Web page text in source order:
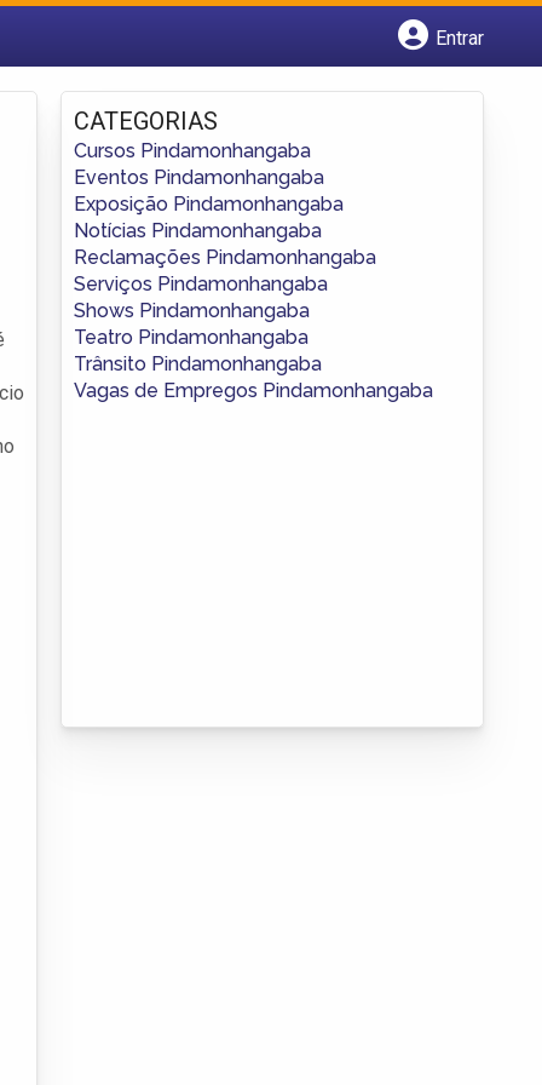
Entrar
Fazer login
Criar conta
CATEGORIAS
Cursos Pindamonhangaba
Eventos Pindamonhangaba
Exposição Pindamonhangaba
Notícias Pindamonhangaba
Reclamações Pindamonhangaba
Serviços Pindamonhangaba
Shows Pindamonhangaba
Teatro Pindamonhangaba
Trânsito Pindamonhangaba
Vagas de Empregos Pindamonhangaba